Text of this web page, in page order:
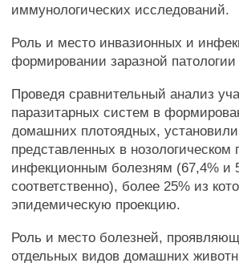
иммунологических исследований.
Роль и место инвазионных и
формировании заразной
Проведя сравнительный анализ
паразитарных систем в
домашних плотоядных,
представленных в
инфекционным болезням (67,4% и
соответственно), более 25% из
эпидемическую проекцию.
Роль и место болезней,
отдельных видов домашних